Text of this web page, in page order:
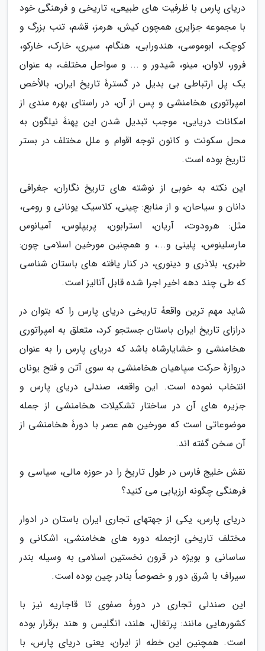
دریای پارس با ظرفیت های طبیعی، تاریخی و فرهنگی خود
با مجموعه جزایری همچون کیش، هرمز، قشم، تنب بزرگ و
کوچک، ابوموسی، هندورابی، هنگام، سیری، خارک، خارکو،
فرور، لاوان، مینو، شیدور و ... و سواحل مختلف، به عنوان
یک پل ارتباطی بی بدیل در گسترۀ تاریخ ایران، بالأخص
امپراتوری هخامنشی و پس از آن، در راستای بهره مندی از
امکانات دریایی، موجب تبدیل شدن این پهنۀ نیلگون به
محل سکونت و کانون توجه اقوام و ملل مختلف در بستر
تاریخ بوده است.
این نکته به خوبی از نوشته های تاریخ نگاران، جغرافی
دانان و سیاحان، و از منابع: چینی، کلاسیک یونانی و رومی،
مثل: هرودوت، آریان، استرابون، پریپلوس، آمیانوس
مارسلینوس، پلینی و...، و همچنین مورخین اسلامی چون:
طبری، بلاذری و دینوری، در کنار یافته های باستان شناسی
که طی چند دهه اخیر اجرا شده قابل آنالیز است.
شاید مهم ترین واقعۀ تاریخی دریای پارس را که بتوان در
درازای تاریخ ایران باستان جستجو کرد، متعلق به امپراتوری
هخامنشی و خشایارشاه باشد که دریای پارس را به عنوان
دروازۀ حرکت سپاهیان هخامنشی به سوی آتن و فتح یونان
انتخاب نموده است. این واقعه، صندلی دریای پارس و
جزیره های آن در ساختار تشکیلات هخامنشی از جمله
موضوعاتی است که مورخین هم عصر با دورۀ هخامنشی از
آن سخن گفته اند.
نقش خلیج فارس در طول تاریخ را در حوزه مالی، سیاسی و
فرهنگی چگونه ارزیابی می کنید؟
دریای پارس، یکی از جهتهای تجاری ایران باستان در ادوار
مختلف تاریخی ازجمله دوره های هخامنشی، اشکانی و
ساسانی و بویژه در قرون نخستین اسلامی به وسیله بندر
سیراف با شرق دور و خصوصاً بنادر چین بوده است.
این صندلی تجاری در دورۀ صفوی تا قاجاریه نیز با
کشورهایی مانند: پرتغال، هلند، انگلیس و هند برقرار بوده
است. همچنین این خطه از ایران، یعنی دریای پارس، با